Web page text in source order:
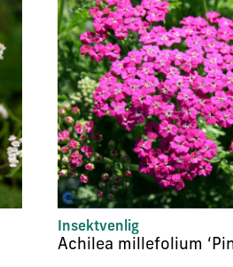
Insektvenlig